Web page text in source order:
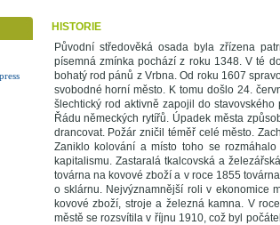
HISTORIE
Původní středověká osada byla zřízena
písemná zmínka pochází z roku 1348. V té
bohatý rod pánů z Vrbna. Od roku 1607
svobodné horní město. K tomu došlo 24.
šlechtický rod aktivně zapojil do
Řádu německých rytířů. Úpadek města
drancovat. Požár zničil téměř celé město.
Zaniklo kolování a místo toho se
kapitalismu. Zastaralá tkalcovská a
továrna na kovové zboží a v roce 1855
o sklárnu. Nejvýznamnější roli v ekonomice
kovové zboží, stroje a železná kamna. V
městě se rozsvítila v říjnu 1910, což byl